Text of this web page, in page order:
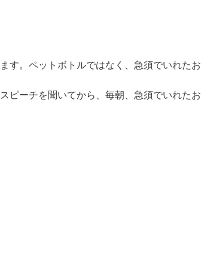
す。ペットボトルではなく、急須でいれたお
ピーチを聞いてから、毎朝、急須でいれたお